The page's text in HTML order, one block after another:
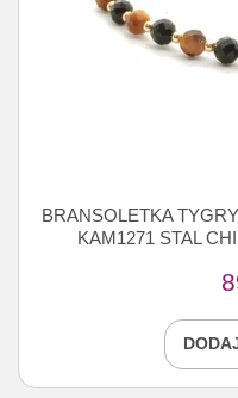
BRANSOLETKA
KAM1271 STAL